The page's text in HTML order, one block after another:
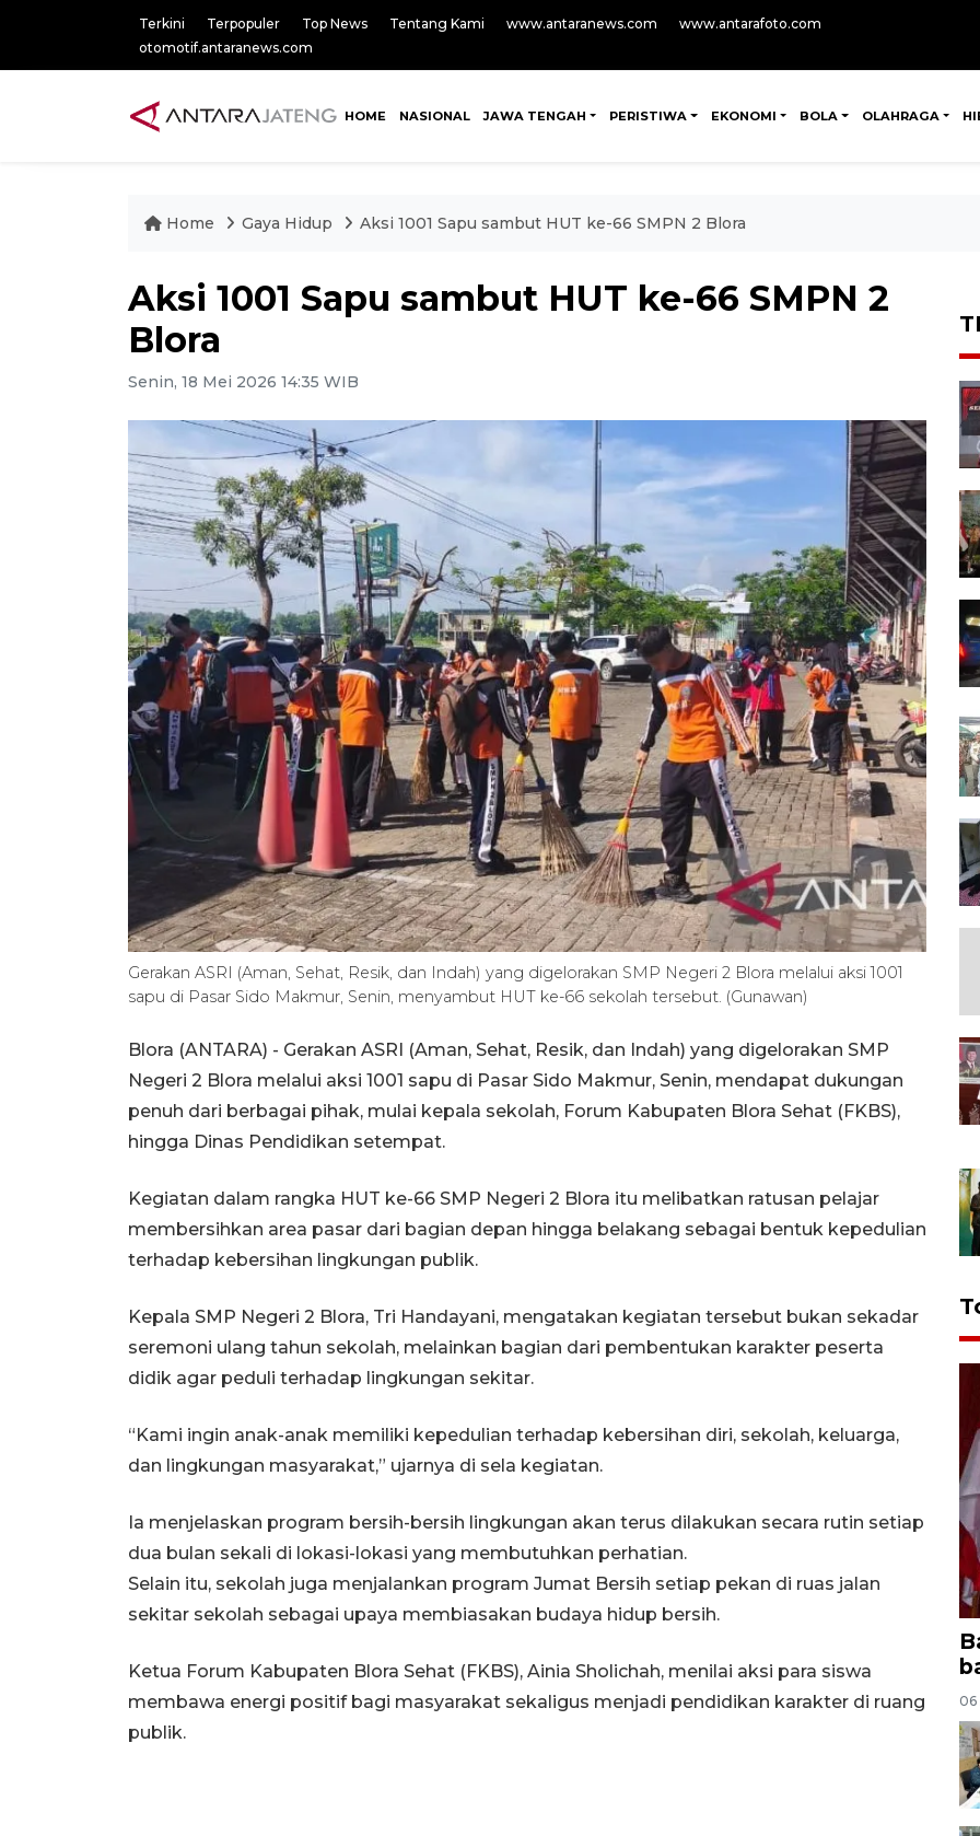
Terkini Terpopuler Top News Tentang Kami www.antaranews.com
www.antarafoto.com
otomotif.antaranews.com
HOME NASIONAL JAWA TENGAH PERISTIWA EKONOMI BOLA OLAHRAGA
Home Gaya Hidup Aksi 1001 Sapu sambut HUT ke-66 SMPN 2 Blora
Aksi 1001 Sapu sambut HUT ke-66 SMPN 2
Blora
Senin, 18 Mei 2026 14:35 WIB
Gerakan ASRI (Aman, Sehat, Resik, dan Indah) yang digelorakan SMP Negeri 2 Blora melalui aksi 1001
sapu di Pasar Sido Makmur, Senin, menyambut HUT ke-66 sekolah tersebut. (Gunawan)
Blora (ANTARA) - Gerakan ASRI (Aman, Sehat, Resik, dan Indah) yang digelorakan SMP
Negeri 2 Blora melalui aksi 1001 sapu di Pasar Sido Makmur, Senin, mendapat dukungan
penuh dari berbagai pihak, mulai kepala sekolah, Forum Kabupaten Blora Sehat (FKBS),
hingga Dinas Pendidikan setempat.
Kegiatan dalam rangka HUT ke-66 SMP Negeri 2 Blora itu melibatkan ratusan pelajar
membersihkan area pasar dari bagian depan hingga belakang sebagai bentuk kepedulian
terhadap kebersihan lingkungan publik.
Kepala SMP Negeri 2 Blora, Tri Handayani, mengatakan kegiatan tersebut bukan sekadar
seremoni ulang tahun sekolah, melainkan bagian dari pembentukan karakter peserta
didik agar peduli terhadap lingkungan sekitar.
“Kami ingin anak-anak memiliki kepedulian terhadap kebersihan diri, sekolah, keluarga,
dan lingkungan masyarakat,” ujarnya di sela kegiatan.
Ia menjelaskan program bersih-bersih lingkungan akan terus dilakukan secara rutin setiap
dua bulan sekali di lokasi-lokasi yang membutuhkan perhatian.
Selain itu, sekolah juga menjalankan program Jumat Bersih setiap pekan di ruas jalan
sekitar sekolah sebagai upaya membiasakan budaya hidup bersih.
Ketua Forum Kabupaten Blora Sehat (FKBS), Ainia Sholichah, menilai aksi para siswa
membawa energi positif bagi masyarakat sekaligus menjadi pendidikan karakter di ruang
publik.
06